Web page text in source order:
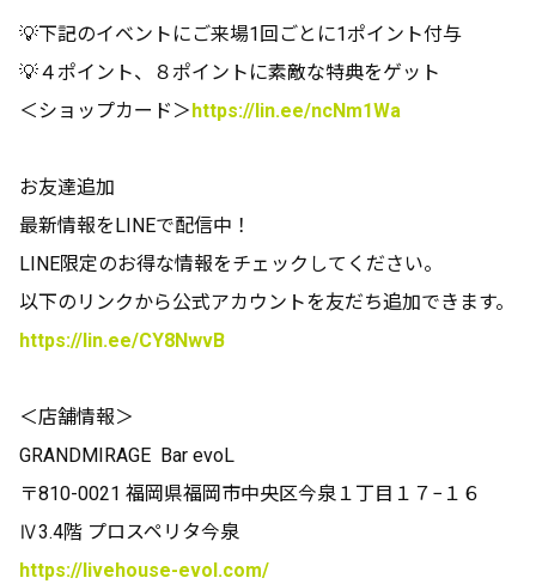
💡下記のイベントにご来場1回ごとに1ポイント付与
💡４ポイント、８ポイントに素敵な特典をゲット
＜ショップカード＞ https://lin.ee/ncNm1Wa
お友達追加
最新情報をLINEで配信中！
LINE限定のお得な情報をチェックしてください。
以下のリンクから公式アカウントを友だち追加できます。
https://lin.ee/CY8NwvB
＜店舗情報＞
GRANDMIRAGE Bar evoL
〒810-0021 福岡県福岡市中央区今泉１丁目１７−１６
Ⅳ3.4階 プロスペリタ今泉
https://livehouse-evol.com/